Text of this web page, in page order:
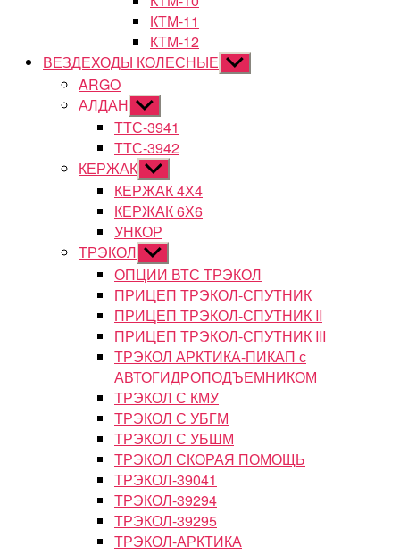
КТМ-11
КТМ-12
ВЕЗДЕХОДЫ КОЛЕСНЫЕ Показывать
подменю
ARGO
АЛДАН Показывать
подменю
ТТС-3941
ТТС-3942
КЕРЖАК Показывать
подменю
КЕРЖАК 4Х4
КЕРЖАК 6Х6
УНКОР
ТРЭКОЛ Показывать
подменю
ОПЦИИ ВТС ТРЭКОЛ
ПРИЦЕП ТРЭКОЛ-СПУТНИК
ПРИЦЕП ТРЭКОЛ-СПУТНИК II
ПРИЦЕП ТРЭКОЛ-СПУТНИК III
ТРЭКОЛ АРКТИКА-ПИКАП с
АВТОГИДРОПОДЪЕМНИКОМ
ТРЭКОЛ С КМУ
ТРЭКОЛ С УБГМ
ТРЭКОЛ С УБШМ
ТРЭКОЛ СКОРАЯ ПОМОЩЬ
ТРЭКОЛ-39041
ТРЭКОЛ-39294
ТРЭКОЛ-39295
ТРЭКОЛ-АРКТИКА